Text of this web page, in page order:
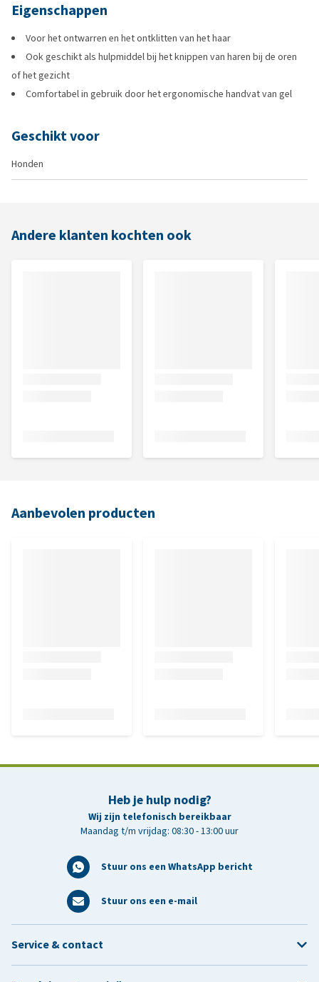
Eigenschappen
Voor het ontwarren en het ontklitten van het haar
Ook geschikt als hulpmiddel bij het knippen van haren bij de oren
of het gezicht
Comfortabel in gebruik door het ergonomische handvat van gel
Geschikt voor
Honden
Andere klanten kochten ook
Aanbevolen producten
Heb je hulp nodig?
Wij zijn telefonisch bereikbaar
Maandag t/m vrijdag: 08:30 - 13:00 uur
Stuur ons een WhatsApp bericht
Stuur ons een e-mail
Service & contact